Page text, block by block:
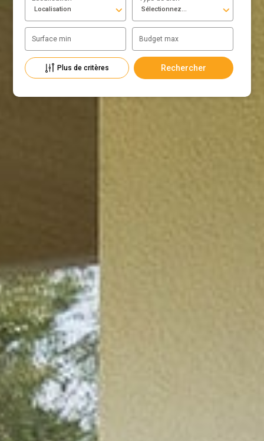
Localisation Sélectionnez...
Surface min Budget max
Plus de critères